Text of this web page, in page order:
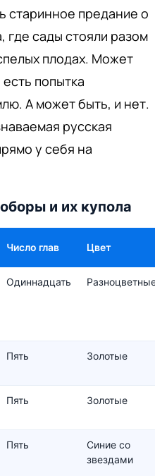
старинное предание о
где сады стояли разом
плодах. Может
попытка
А может быть, и нет.
русская
у себя на
и их купола
Число глав Цвет
Одиннадцать
Пять Золотые
Пять Золотые
Пять
Синие со
звездами